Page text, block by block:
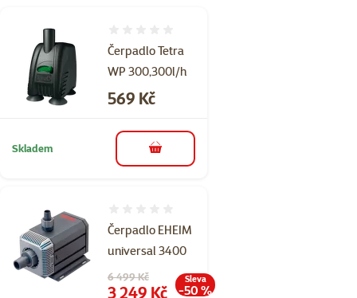
Čerpadlo Tetra
WP 300,300l/h
Cena
569 Kč
Skladem do košíku
Čerpadlo EHEIM
universal 3400
Původní cena
6 499 Kč
Cena
3 249 Kč
Sleva
-50 %